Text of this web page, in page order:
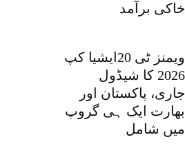
خاکی برآمد
ویمنز ٹی 20ایشیا کپ
2026 کا شیڈول
جاری، پاکستان اور
بھارت ایک ہی گروپ
میں شامل